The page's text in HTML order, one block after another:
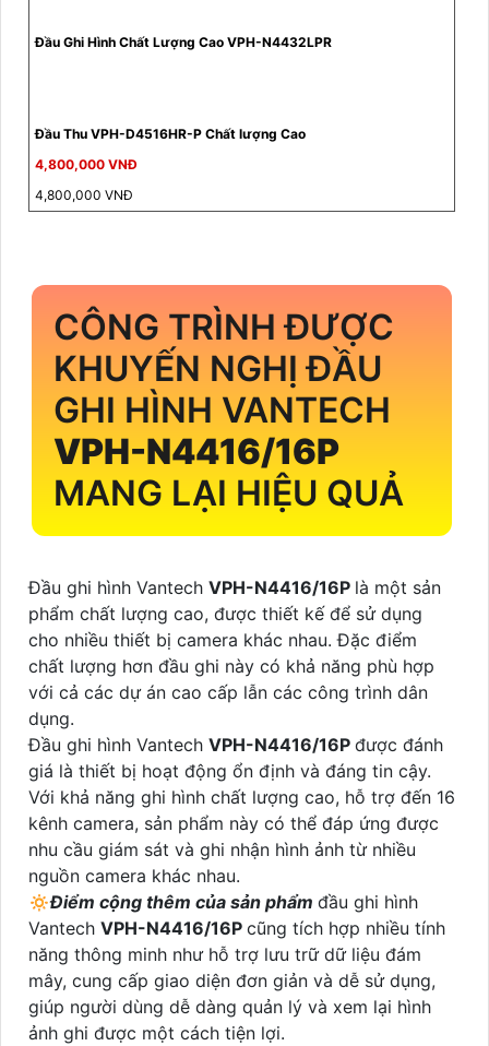
Đầu Ghi Hình Chất Lượng Cao VPH-N4432LPR
Đầu Thu VPH-D4516HR-P Chất lượng Cao
4,800,000 VNĐ
4,800,000 VNĐ
CÔNG TRÌNH ĐƯỢC
KHUYẾN NGHỊ ĐẦU
GHI HÌNH VANTECH
VPH-N4416/16P
MANG LẠI HIỆU QUẢ
Đầu ghi hình Vantech VPH-N4416/16P là một sản
phẩm chất lượng cao, được thiết kế để sử dụng
cho nhiều thiết bị camera khác nhau. Đặc điểm
chất lượng hơn đầu ghi này có khả năng phù hợp
với cả các dự án cao cấp lẫn các công trình dân
dụng.
Đầu ghi hình Vantech VPH-N4416/16P được đánh
giá là thiết bị hoạt động ổn định và đáng tin cậy.
Với khả năng ghi hình chất lượng cao, hỗ trợ đến 16
kênh camera, sản phẩm này có thể đáp ứng được
nhu cầu giám sát và ghi nhận hình ảnh từ nhiều
nguồn camera khác nhau.
🔅Điểm cộng thêm của sản phẩm đầu ghi hình
Vantech VPH-N4416/16P cũng tích hợp nhiều tính
năng thông minh như hỗ trợ lưu trữ dữ liệu đám
mây, cung cấp giao diện đơn giản và dễ sử dụng,
giúp người dùng dễ dàng quản lý và xem lại hình
ảnh ghi được một cách tiện lợi.